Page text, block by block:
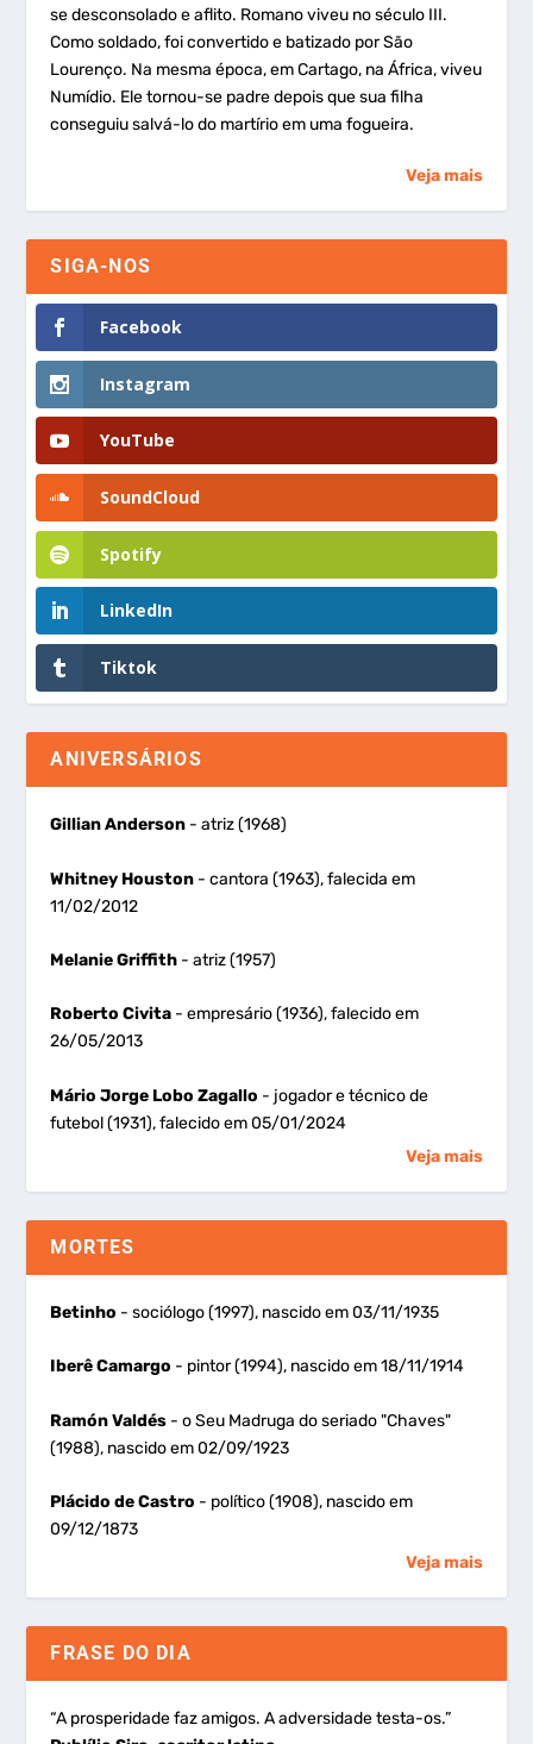
se desconsolado e aflito. Romano viveu no século III.
Como soldado, foi convertido e batizado por São
Lourenço. Na mesma época, em Cartago, na África, viveu
Numídio. Ele tornou-se padre depois que sua filha
conseguiu salvá-lo do martírio em uma fogueira.
Veja mais
SIGA-NOS
Facebook
Instagram
YouTube
SoundCloud
Spotify
LinkedIn
Tiktok
ANIVERSÁRIOS
Gillian Anderson - atriz (1968)
Whitney Houston - cantora (1963), falecida em
11/02/2012
Melanie Griffith - atriz (1957)
Roberto Civita - empresário (1936), falecido em
26/05/2013
Mário Jorge Lobo Zagallo - jogador e técnico de
futebol (1931), falecido em 05/01/2024
Veja mais
MORTES
Betinho - sociólogo (1997), nascido em 03/11/1935
Iberê Camargo - pintor (1994), nascido em 18/11/1914
Ramón Valdés - o Seu Madruga do seriado "Chaves"
(1988), nascido em 02/09/1923
Plácido de Castro - político (1908), nascido em
09/12/1873
Veja mais
FRASE DO DIA
“A prosperidade faz amigos. A adversidade testa-os.”